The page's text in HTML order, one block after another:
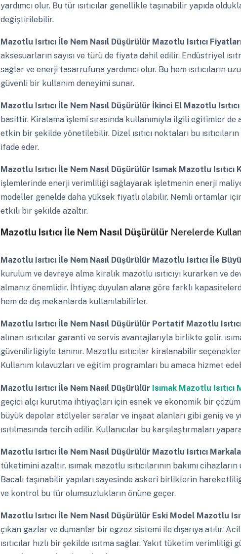
yardımcı olur. Bu tür ısıtıcılar genellikle taşınabilir yapıda
değiştirilebilir.
Mazotlu Isıtıcı İle Nem Nasıl Düşürülür Mazotlu Isıtıcı
aksesuarların sayısı ve türü de fiyata dahil edilir. Endüstriyel
sağlar ve enerji tasarrufuna yardımcı olur. Bu hem ısıtıcıların
güvenli bir kullanım deneyimi sunar.
Mazotlu Isıtıcı İle Nem Nasıl Düşürülür İkinci El Mazotlu Isıtıcı
basittir. Kiralama işlemi sırasında kullanımıyla ilgili eğitimler de
etkin bir şekilde yönetilebilir. Dizel ısıtıcı noktaları bu
ifade eder.
Mazotlu Isıtıcı İle Nem Nasıl Düşürülür Isımak Mazotlu Isıtıcı
işlemlerinde enerji verimliliği sağlayarak işletmenin enerji
modeller genelde daha yüksek fiyatlı olabilir. Nemli ortamlar için
etkili bir şekilde azaltır.
Mazotlu Isıtıcı İle Nem Nasıl Düşürülür Nerelerde
Mazotlu Isıtıcı İle Nem Nasıl Düşürülür Mazotlu Isıtıcı İle
kurulum ve devreye alma kiralık mazotlu ısıtıcıyı kurarken ve
almanız önemlidir. İhtiyaç duyulan alana göre farklı
hem de dış mekanlarda kullanılabilirler.
Mazotlu Isıtıcı İle Nem Nasıl Düşürülür Portatif Mazotlu
alınan ısıtıcılar garanti ve servis avantajlarıyla birlikte gelir.
güvenilirliğiyle tanınır. Mazotlu ısıtıcılar kiralanabilir
Kullanım kılavuzları ve eğitim programları bu amaca hizmet
Mazotlu Isıtıcı İle Nem Nasıl Düşürülür Isımak Mazotlu Isıtıcı
geçici alçı kurutma ihtiyaçları için esnek ve ekonomik bir çözüm
büyük depolar atölyeler seralar ve inşaat alanları gibi geniş ve
ısıtılmasında tercih edilir. Kullanıcılar bu karşılaştırmaları
Mazotlu Isıtıcı İle Nem Nasıl Düşürülür Mazotlu Isıtıcı
tüketimini azaltır. ısımak mazotlu ısıtıcılarının bakımı
Bacalı taşınabilir yapıları sayesinde askeri birliklerin
ve kontrol bu tür olumsuzlukların önüne geçer.
Mazotlu Isıtıcı İle Nem Nasıl Düşürülür Eski Model Mazotlu
çıkan gazlar ve dumanlar bir egzoz sistemi ile dışarıya atılır.
ısıtıcılar hızlı bir şekilde ısıtma sağlar. Yakıt tüketim